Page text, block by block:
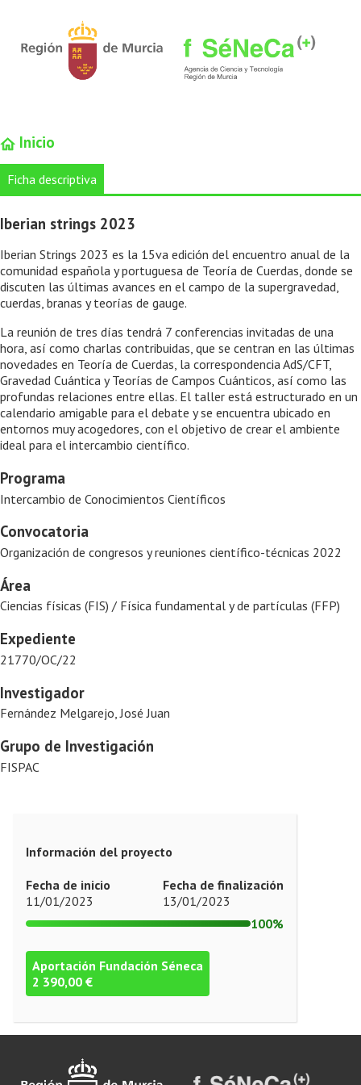
Inicio
Ficha descriptiva
Iberian strings 2023
Iberian Strings 2023 es la 15va edición del encuentro anual de la
comunidad española y portuguesa de Teoría de Cuerdas, donde se
discuten las últimas avances en el campo de la supergravedad,
cuerdas, branas y teorías de gauge.
La reunión de tres días tendrá 7 conferencias invitadas de una
hora, así como charlas contribuidas, que se centran en las últimas
novedades en Teoría de Cuerdas, la correspondencia AdS/CFT,
Gravedad Cuántica y Teorías de Campos Cuánticos, así como las
profundas relaciones entre ellas. El taller está estructurado en un
calendario amigable para el debate y se encuentra ubicado en
entornos muy acogedores, con el objetivo de crear el ambiente
ideal para el intercambio científico.
Programa
Intercambio de Conocimientos Científicos
Convocatoria
Organización de congresos y reuniones científico-técnicas 2022
Área
Ciencias físicas (FIS) / Física fundamental y de partículas (FFP)
Expediente
21770/OC/22
Investigador
Fernández Melgarejo, José Juan
Grupo de Investigación
FISPAC
Información del proyecto
Fecha de inicio
11/01/2023
Fecha de finalización
13/01/2023
100%
Aportación Fundación Séneca
2 390,00 €